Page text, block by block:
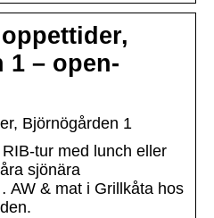
1 – open-
Björnögården 1
tur med lunch eller
sjönära
AW & mat i Grillkåta hos